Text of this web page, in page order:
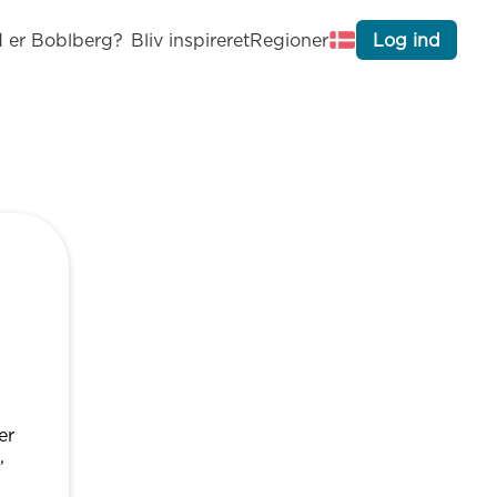
er Boblberg? Bliv inspireretRegioner Log ind